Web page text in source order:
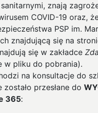
znają
COVID-19 oraz,
PSP im.
znajdującą się na
się w zakładce
w pliku do pobrania).
na konsultacje do
przesłane do
365: